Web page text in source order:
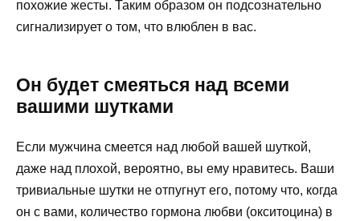
похожие жесты. Таким образом он подсознательно
сигнализирует о том, что влюблен в вас.
Он будет смеяться над всеми
вашими шутками
Если мужчина смеется над любой вашей шуткой,
даже над плохой, вероятно, вы ему нравитесь. Ваши
тривиальные шутки не отпугнут его, потому что, когда
он с вами, количество гормона любви (окситоцина) в